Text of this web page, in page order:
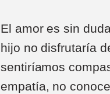
El amor es sin
hijo no disfrutaría
sentiríamos
empatía, no